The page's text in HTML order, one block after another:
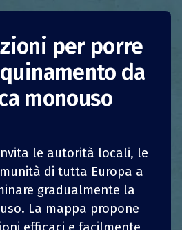
per
diz CONDIVIDI
per porre
da
monouso
le autorità locali, le
di tutta Europa a
gradualmente la
La mappa propone
z CONDIVIDI